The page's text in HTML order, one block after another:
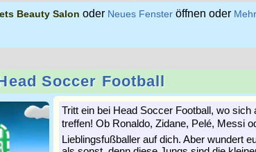
Beauty Salon oder Neues Fenster öffnen oder
Soccer Football
Tritt ein bei Head Soccer Football, wo
treffen! Ob Ronaldo, Zidane, Pelé, Messi
Lieblingsfußballer auf dich. Aber wundert